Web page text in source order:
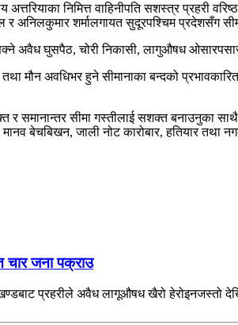
निमित्त वाहिनीपति सशस्त्र प्रहरी
र अनिलकुमार शर्मालगायत सुदूरपश्चिम प्रदेशसँग
अवैध घुसपैठ, चोरी निकासी, लागुऔषध
मौन अवधिभर हुने सीमानाका बन्दको
र समानान्तर सीमा गस्तीलाई सशक्त
बेचबिखन, जाली नोट कारोबार, हतियार तथा
चार जना पक्राउ
प्रहरीले अवैध लागूऔषध खैरो हेरोइनजस्तो